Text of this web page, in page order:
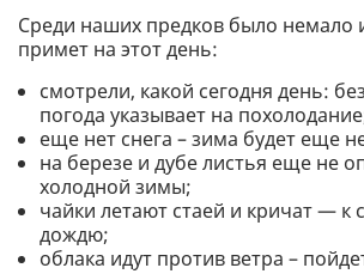
Среди наших предков было немало
примет на этот день:
смотрели, какой сегодня день:
погода указывает на
еще нет снега – зима будет еще
на березе и дубе листья еще не
холодной зимы;
чайки летают стаей и кричат — к
дождю;
облака идут против ветра –